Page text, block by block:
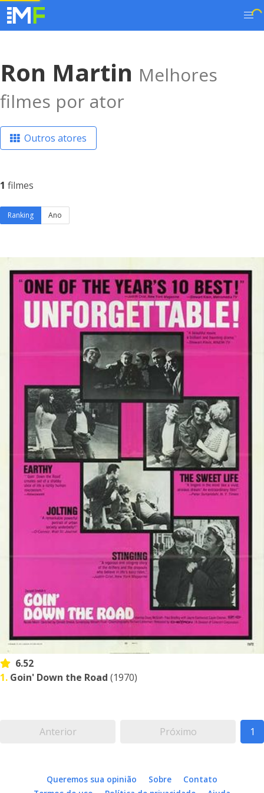
Ron Martin Melhores
filmes por ator
Outros atores
1 filmes
Ranking Ano
6.52
1. Goin' Down the Road (1970)
Anterior Próximo 1
Queremos sua opinião Sobre
Contato